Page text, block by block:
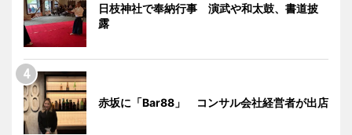
日枝神社で奉納行事 演武や和太鼓、書道披
露
赤坂に「Bar88」 コンサル会社経営者が出店